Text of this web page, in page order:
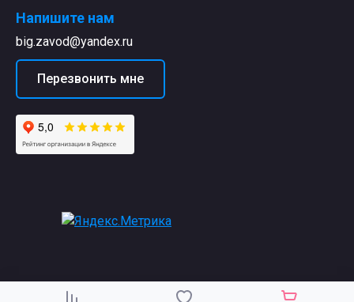
Напишите нам
big.zavod@yandex.ru
Перезвонить мне